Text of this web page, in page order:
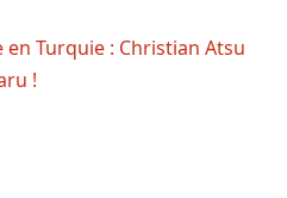
en Turquie : Christian Atsu
!